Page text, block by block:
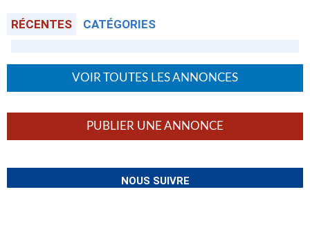
RÉCENTES CATÉGORIES
VOIR TOUTES LES ANNONCES
PUBLIER UNE ANNONCE
NOUS SUIVRE